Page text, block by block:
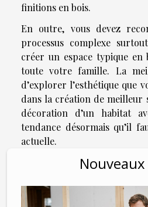
finitions en bois.
En outre, vous devez
processus complexe
créer un espace typique
toute votre famille. La
d’explorer l’esthétique que
dans la création de meilleur
décoration d’un habitat
tendance désormais qu’il
actuelle.